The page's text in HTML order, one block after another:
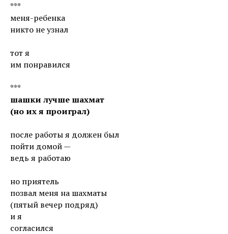
***
меня-ребенка
никто не узнал
тот я
им понравился
***
шашки лучше шахмат
(но их я проиграл)
после работы я должен был
пойти домой —
ведь я работаю
но приятель
позвал меня на шахматы
(пятый вечер подряд)
и я
согласился